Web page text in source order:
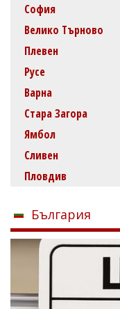
София
Велико Търново
Плевен
Русе
Варна
Стара Загора
Ямбол
Сливен
Пловдив
България